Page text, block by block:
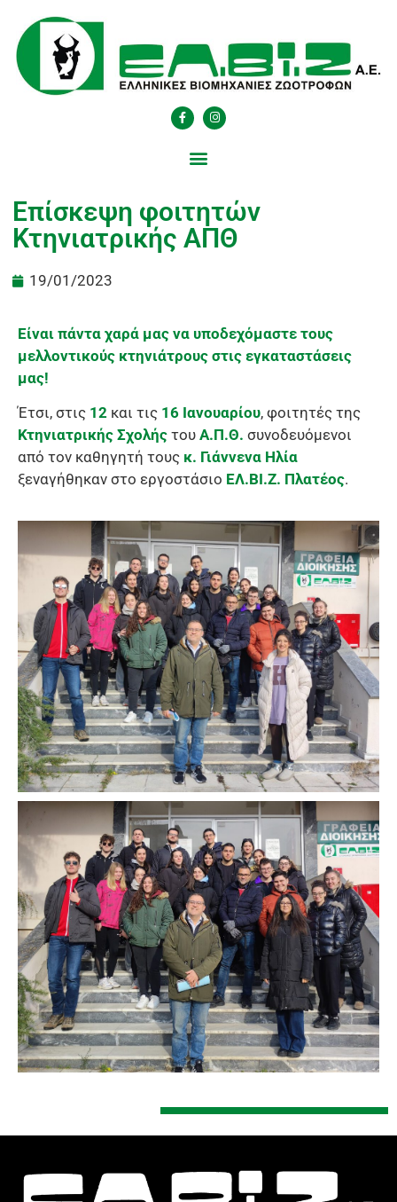
Επίσκεψη φοιτητών
Κτηνιατρικής ΑΠΘ
19/01/2023
Είναι πάντα χαρά μας να υποδεχόμαστε τους
μελλοντικούς κτηνιάτρους στις εγκαταστάσεις
μας!
Έτσι, στις 12 και τις 16 Ιανουαρίου, φοιτητές της
Κτηνιατρικής Σχολής του Α.Π.Θ. συνοδευόμενοι
από τον καθηγητή τους κ. Γιάννενα Ηλία
ξεναγήθηκαν στο εργοστάσιο ΕΛ.ΒΙ.Ζ. Πλατέος.